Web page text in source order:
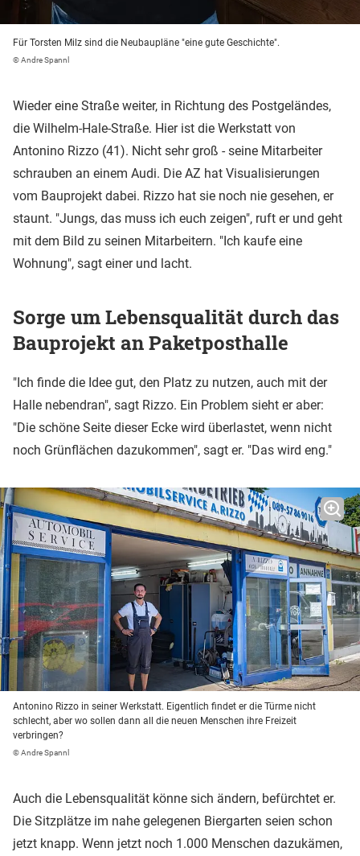
Für Torsten Milz sind die Neubaupläne "eine gute Geschichte".
© Andre Spannl
Wieder eine Straße weiter, in Richtung des Postgeländes,
die Wilhelm-Hale-Straße. Hier ist die Werkstatt von
Antonino Rizzo (41). Nicht sehr groß - seine Mitarbeiter
schrauben an einem Audi. Die AZ hat Visualisierungen
vom Bauprojekt dabei. Rizzo hat sie noch nie gesehen, er
staunt. "Jungs, das muss ich euch zeigen", ruft er und geht
mit dem Bild zu seinen Mitarbeitern. "Ich kaufe eine
Wohnung", sagt einer und lacht.
Sorge um Lebensqualität durch das
Bauprojekt an Paketposthalle
"Ich finde die Idee gut, den Platz zu nutzen, auch mit der
Halle nebendran", sagt Rizzo. Ein Problem sieht er aber:
"Die schöne Seite dieser Ecke wird überlastet, wenn nicht
noch Grünflächen dazukommen", sagt er. "Das wird eng."
Antonino Rizzo in seiner Werkstatt. Eigentlich findet er die Türme nicht
schlecht, aber wo sollen dann all die neuen Menschen ihre Freizeit
verbringen?
© Andre Spannl
Auch die Lebensqualität könne sich ändern, befürchtet er.
Die Sitzplätze im nahe gelegenen Biergarten seien schon
jetzt knapp. Wenn jetzt noch 1.000 Menschen dazukämen,